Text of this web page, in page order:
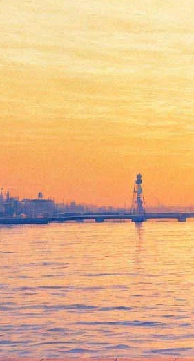
В Петербурге
конкурс Елены
18 августа 2015, вторник,19.00-25
Версия для печати